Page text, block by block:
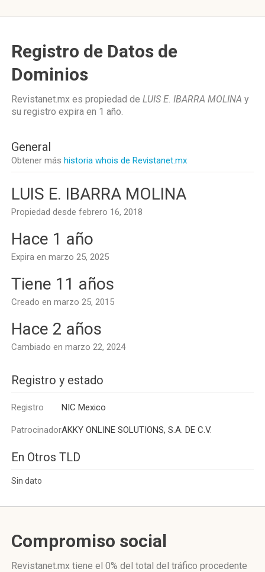
Registro de Datos de
Dominios
Revistanet.mx es propiedad de LUIS E. IBARRA MOLINA y
su registro expira en 1 año.
General
Obtener más historia whois de Revistanet.mx
LUIS E. IBARRA MOLINA
Propiedad desde febrero 16, 2018
Hace 1 año
Expira en marzo 25, 2025
Tiene 11 años
Creado en marzo 25, 2015
Hace 2 años
Cambiado en marzo 22, 2024
Registro y estado
Registro NIC Mexico
PatrocinadorAKKY ONLINE SOLUTIONS, S.A. DE C.V.
En Otros TLD
Sin dato
Compromiso social
Revistanet.mx tiene el 0% del total del tráfico procedente